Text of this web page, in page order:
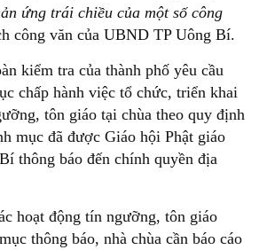
ứng trái chiều của một số công
công văn của UBND TP Uông Bí.
kiểm tra của thành phố yêu cầu
chấp hành việc tổ chức, triển khai
tôn giáo tại chùa theo quy định
mục đã được Giáo hội Phật giáo
thông báo đến chính quyền địa
hoạt động tín ngưỡng, tôn giáo
thông báo, nhà chùa cần báo cáo